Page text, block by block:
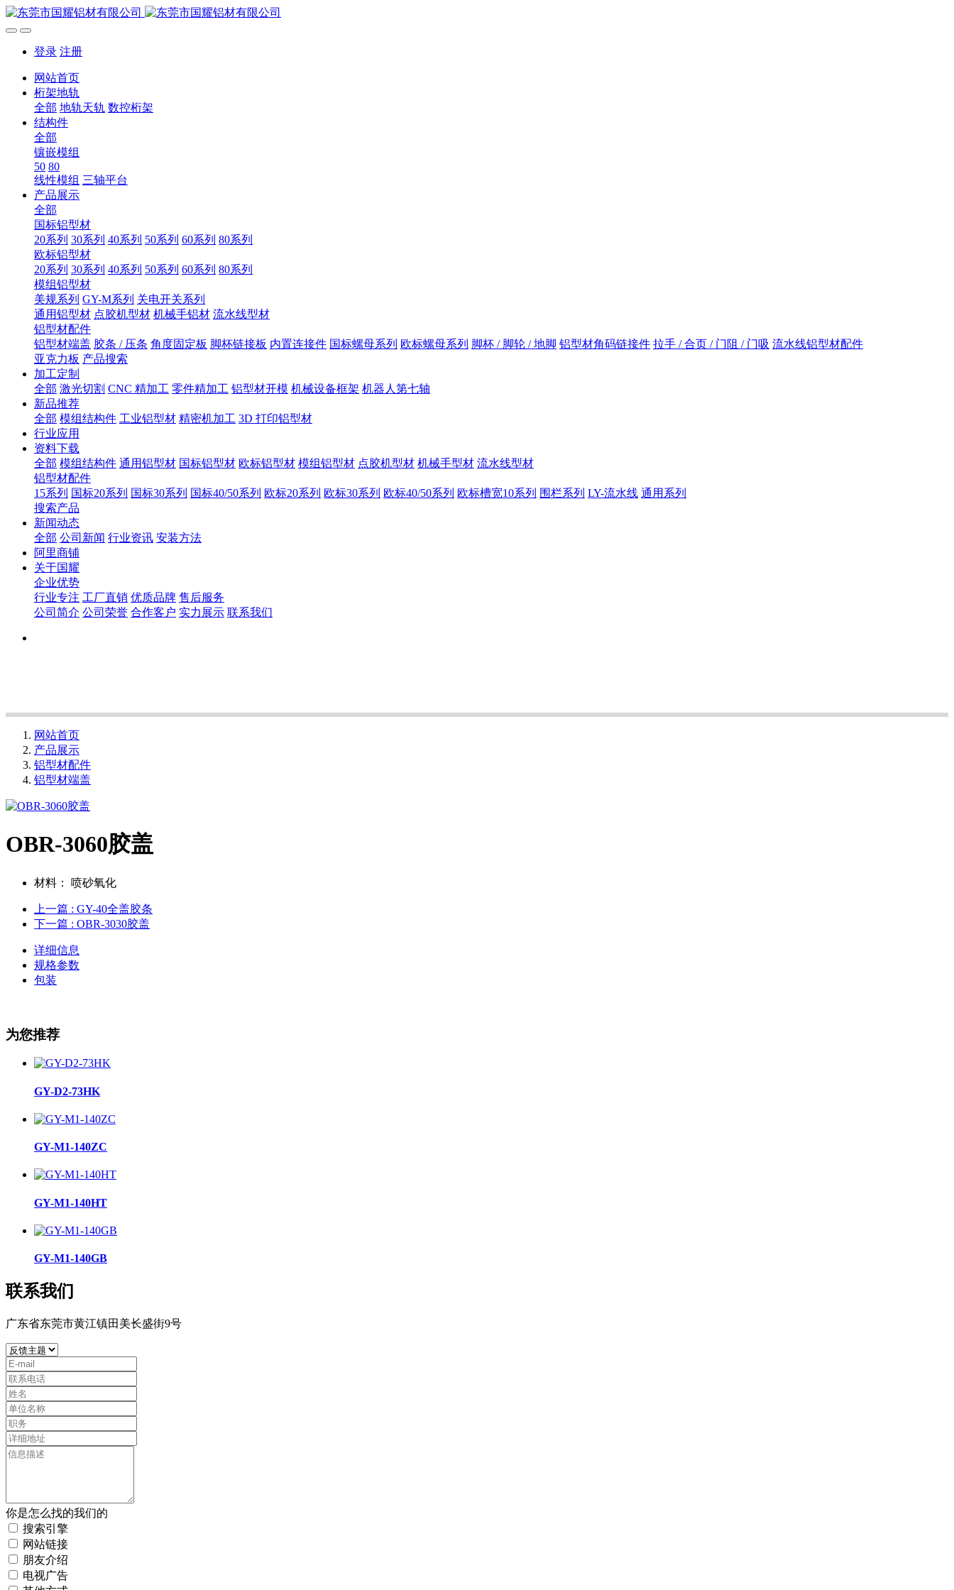
登录 注册
网站首页
桁架地轨
全部 地轨天轨 数控桁架
结构件
全部
镶嵌模组
50 80
线性模组 三轴平台
产品展示
全部
国标铝型材
20系列 30系列 40系列 50系列 60系列 80系列
欧标铝型材
20系列 30系列 40系列 50系列 60系列 80系列
模组铝型材
美规系列 GY-M系列 关电开关系列
通用铝型材 点胶机型材 机械手铝材 流水线型材
铝型材配件
铝型材端盖 胶条 / 压条 角度固定板 脚杯链接板 内置连接件 国标螺母系列 欧标螺母系列 脚杯 / 脚轮 / 地脚 铝型材角码链接件 拉手 / 合页 / 门阻 / 门吸 流水线铝型材配件
亚克力板 产品搜索
加工定制
全部 激光切割 CNC 精加工 零件精加工 铝型材开模 机械设备框架 机器人第七轴
新品推荐
全部 模组结构件 工业铝型材 精密机加工 3D 打印铝型材
行业应用
资料下载
全部 模组结构件 通用铝型材 国标铝型材 欧标铝型材 模组铝型材 点胶机型材 机械手型材 流水线型材
铝型材配件
15系列 国标20系列 国标30系列 国标40/50系列 欧标20系列 欧标30系列 欧标40/50系列 欧标槽宽10系列 围栏系列 LY-流水线 通用系列
搜索产品
新闻动态
全部 公司新闻 行业资讯 安装方法
阿里商铺
关于国耀
企业优势
行业专注 工厂直销 优质品牌 售后服务
公司简介 公司荣誉 合作客户 实力展示 联系我们
网站首页
产品展示
铝型材配件
铝型材端盖
OBR-3060胶盖
材料： 喷砂氧化
上一篇 : GY-40全盖胶条
下一篇 : OBR-3030胶盖
详细信息
规格参数
包装
为您推荐
GY-D2-73HK
GY-M1-140ZC
GY-M1-140HT
GY-M1-140GB
联系我们
广东省东莞市黄江镇田美长盛街9号
你是怎么找的我们的
搜索引擎
网站链接
朋友介绍
电视广告